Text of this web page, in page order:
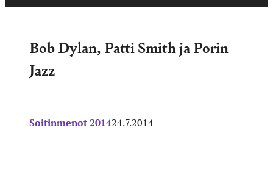
Bob Dylan, Patti Smith ja Porin
Jazz
Soitinmenot 201424.7.2014